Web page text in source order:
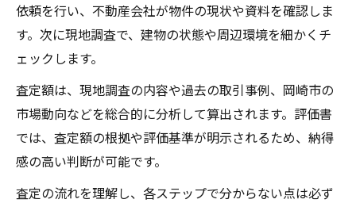
依頼を行い、不動産会社が物件の現状や資料を確認しま
す。次に現地調査で、建物の状態や周辺環境を細かくチ
ェックします。
査定額は、現地調査の内容や過去の取引事例、岡崎市の
市場動向などを総合的に分析して算出されます。評価書
では、査定額の根拠や評価基準が明示されるため、納得
感の高い判断が可能です。
査定の流れを理解し、各ステップで分からない点は必ず